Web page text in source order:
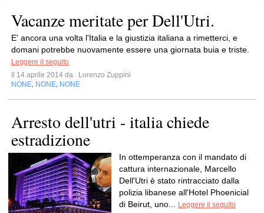
Vacanze meritate per Dell'Utri.
E' ancora una volta l'Italia e la giustizia italiana a rimetterci, e
domani potrebbe nuovamente essere una giornata buia e triste.
Leggere il seguito
Il 14 aprile 2014 da
Lorenzo Zuppini
NONE NONE NONE
Arresto dell'utri - italia chiede
estradizione
In ottemperanza con il mandato di
cattura internazionale, Marcello
Dell'Utri è stato rintracciato dalla
polizia libanese all'Hotel Phoenicial
di Beirut, uno...
Leggere il seguito